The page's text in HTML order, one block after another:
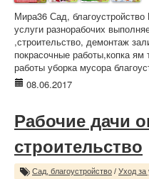
Мира36 Сад,
услуги разнорабочих
,строительство, демонтаж
покрасочные работы,копка
работы уборка мусора
08.06.2017
Рабочие дачи
строительство
Сад, благоустройство / Уход за